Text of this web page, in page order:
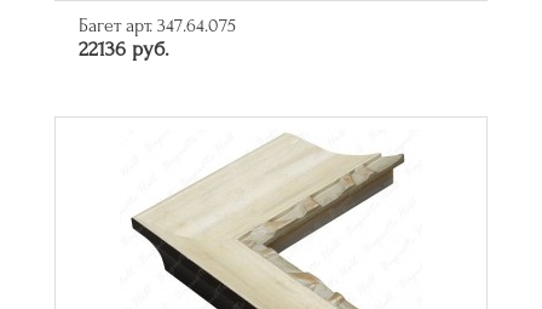
Багет арт. 347.64.075
22136 руб.